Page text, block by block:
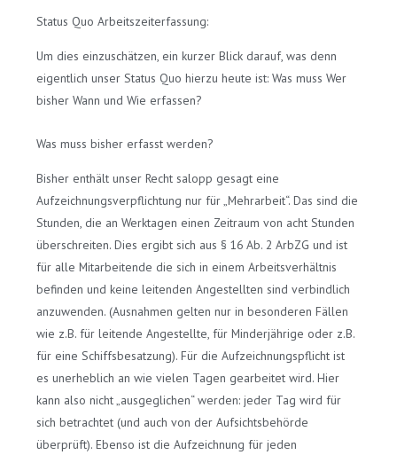
Status Quo Arbeitszeiterfassung:
Um dies einzuschätzen, ein kurzer Blick darauf, was denn
eigentlich unser Status Quo hierzu heute ist: Was muss Wer
bisher Wann und Wie erfassen?
Was muss bisher erfasst werden?
Bisher enthält unser Recht salopp gesagt eine
Aufzeichnungsverpflichtung nur für „Mehrarbeit“. Das sind die
Stunden, die an Werktagen einen Zeitraum von acht Stunden
überschreiten. Dies ergibt sich aus § 16 Ab. 2 ArbZG und ist
für alle Mitarbeitende die sich in einem Arbeitsverhältnis
befinden und keine leitenden Angestellten sind verbindlich
anzuwenden. (Ausnahmen gelten nur in besonderen Fällen
wie z.B. für leitende Angestellte, für Minderjährige oder z.B.
für eine Schiffsbesatzung). Für die Aufzeichnungspflicht ist
es unerheblich an wie vielen Tagen gearbeitet wird. Hier
kann also nicht „ausgeglichen“ werden: jeder Tag wird für
sich betrachtet (und auch von der Aufsichtsbehörde
überprüft). Ebenso ist die Aufzeichnung für jeden